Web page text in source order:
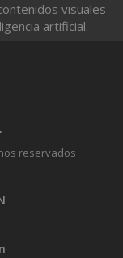
visuales
artificial.
reservados